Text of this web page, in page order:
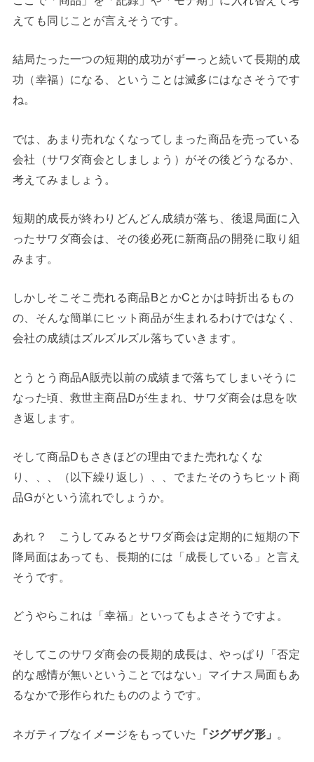
えても同じことが言えそうです。
結局たった一つの短期的成功がずーっと続いて長期的成
功（幸福）になる、ということは滅多にはなさそうです
ね。
では、あまり売れなくなってしまった商品を売っている
会社（サワダ商会としましょう）がその後どうなるか、
考えてみましょう。
短期的成長が終わりどんどん成績が落ち、後退局面に入
ったサワダ商会は、その後必死に新商品の開発に取り組
みます。
しかしそこそこ売れる商品BとかCとかは時折出るもの
の、そんな簡単にヒット商品が生まれるわけではなく、
会社の成績はズルズルズル落ちていきます。
とうとう商品A販売以前の成績まで落ちてしまいそうに
なった頃、救世主商品Dが生まれ、サワダ商会は息を吹
き返します。
そして商品Dもさきほどの理由でまた売れなくな
り、、、（以下繰り返し）、、でまたそのうちヒット商
品Gがという流れでしょうか。
あれ？ こうしてみるとサワダ商会は定期的に短期の下
降局面はあっても、長期的には「成長している」と言え
そうです。
どうやらこれは「幸福」といってもよさそうですよ。
そしてこのサワダ商会の長期的成長は、やっぱり「否定
的な感情が無いということではない」マイナス局面もあ
るなかで形作られたもののようです。
ネガティブなイメージをもっていた 「ジグザグ形」 。